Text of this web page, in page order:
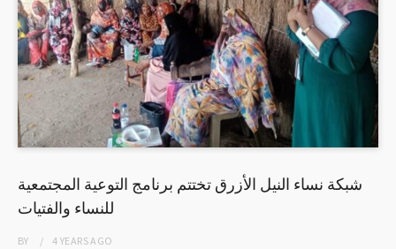
شبكة نساء النيل الأزرق تختتم برنامج التوعية المجتمعية
للنساء والفتيات
BY 4 YEARSAGO